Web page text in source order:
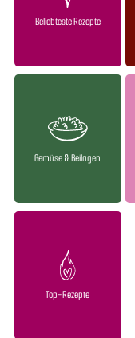
Beliebteste Rezepte
Gemüse & Beilagen
Top-Rezepte